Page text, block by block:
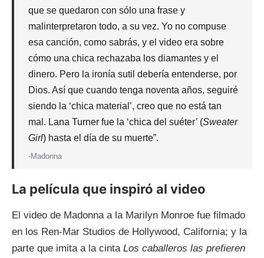
que se quedaron con sólo una frase y
malinterpretaron todo, a su vez. Yo no compuse
esa canción, como sabrás, y el video era sobre
cómo una chica rechazaba los diamantes y el
dinero. Pero la ironía sutil debería entenderse, por
Dios. Así que cuando tenga noventa años, seguiré
siendo la ‘chica material’, creo que no está tan
mal. Lana Turner fue la ‘chica del suéter’ (Sweater
Girl) hasta el día de su muerte”.
-Madonna
La película que inspiró al video
El video de Madonna a la Marilyn Monroe fue filmado
en los Ren-Mar Studios de Hollywood, California; y la
parte que imita a la cinta Los caballeros las prefieren